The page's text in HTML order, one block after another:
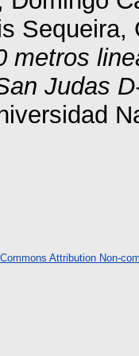
Sequeira,
metros
Judas
Attribution Non-